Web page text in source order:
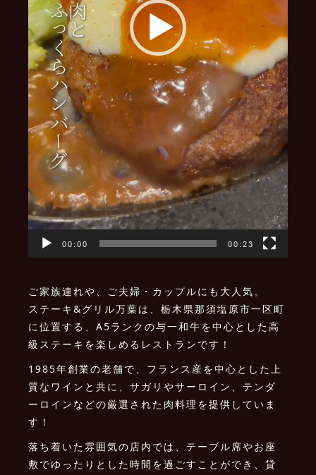
00:00 00:23
ご家族連れや、ご夫婦・カップルにも大人気。
ステーキ&グリル万葉は、栃木県那須塩原市一区町
に位置する、A5ランクの与一和牛を中心とした高
級ステーキを楽しめるレストランです！
1985年創業の老舗で、フランス産を中心とした上
質なワインと共に、サガリやサーロイン、テンダ
ーロインなどの厳選された肉料理を提供していま
す！
落ち着いた雰囲気の店内では、テーブル席やお座
敷でゆったりとした時間を過ごすことができ、貸